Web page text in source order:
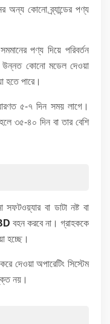
অন্য কোনো ব্র্যান্ডের পণ্য
পণ্য দিয়ে পরিবর্তন
কোনো মডেল দেওয়া
হতে পারে।
৫-৭ দিন সময় লাগে।
৩৫-৪০ দিন বা তার বেশি
সফটওয়্যার বা ডাটা নষ্ট বা
বহন করবে না। গ্রাহককে
হচ্ছে।
দেওয়া অপারেটিং সিস্টেম
নয়।